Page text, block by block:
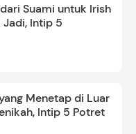
Suami untuk Irish
Jadi, Intip 5
Menetap di Luar
Intip 5 Potret